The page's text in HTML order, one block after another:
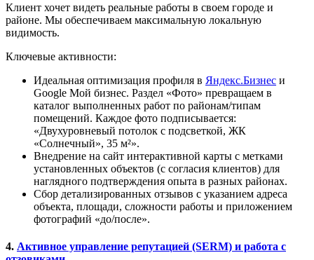
Клиент хочет видеть реальные работы в своем городе и
районе. Мы обеспечиваем максимальную локальную
видимость.
Ключевые активности:
Идеальная оптимизация профиля в Яндекс.Бизнес и
Google Мой бизнес. Раздел «Фото» превращаем в
каталог выполненных работ по районам/типам
помещений. Каждое фото подписывается:
«Двухуровневый потолок с подсветкой, ЖК
«Солнечный», 35 м²».
Внедрение на сайт интерактивной карты с метками
установленных объектов (с согласия клиентов) для
наглядного подтверждения опыта в разных районах.
Сбор детализированных отзывов с указанием адреса
объекта, площади, сложности работы и приложением
фотографий «до/после».
4. Активное управление репутацией (SERM) и работа с